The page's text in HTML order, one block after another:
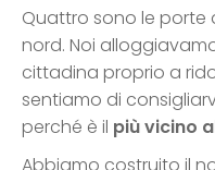
Quattro sono le porte
nord. Noi
cittadina proprio a
sentiamo di
perché è il più vicino